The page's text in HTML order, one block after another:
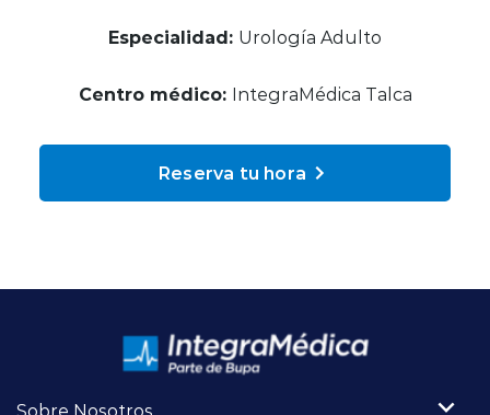
Clínicas Dentales
Reserva de Horas
Mi Portal Bupa
Especialidad: Urología Adulto
Centro médico: IntegraMédica Talca
Reserva tu hora
Sobre Nosotros